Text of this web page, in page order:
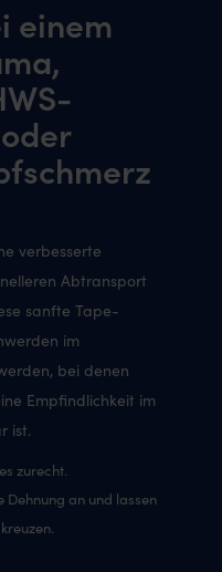
einem
verbesserte
Abtransport
sanfte Tape-
im
bei denen
Empfindlichkeit im
ist.
zurecht.
Dehnung an und lassen